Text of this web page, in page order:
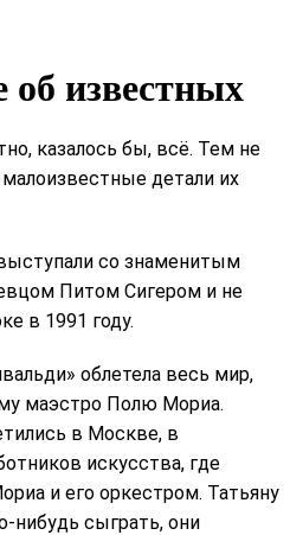
об известных
казалось бы, всё. Тем не
детали их
со знаменитым
Питом Сигером и не
в 1991 году.
облетела весь мир,
маэстро Полю Мориа.
в Москве, в
искусства, где
и его оркестром. Татьяну
нибудь сыграть, они